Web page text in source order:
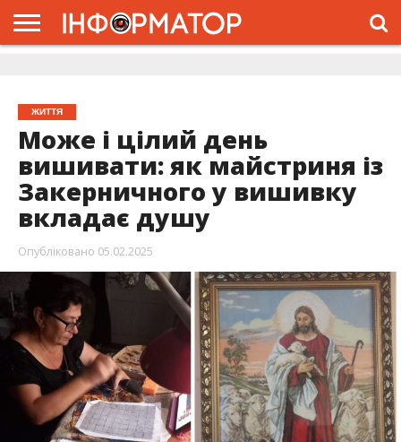
ЖИТТЯ
Може і цілий день
вишивати: як майстриня із
Закерничного у вишивку
вкладає душу
Опубліковано 05.02.2025